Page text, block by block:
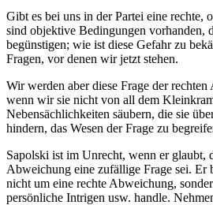
Gibt es bei uns in der Partei eine rechte,
sind objektive Bedingungen vorhanden,
begünstigen; wie ist diese Gefahr zu
Fragen, vor denen wir jetzt stehen.
Wir werden aber diese Frage der
wenn wir sie nicht von all dem
Nebensächlichkeiten säubern, die sie
hindern, das Wesen der Frage zu
Sapolski ist im Unrecht, wenn er glaubt,
Abweichung eine zufällige Frage sei. Er
nicht um eine rechte Abweichung,
persönliche Intrigen usw. handle.